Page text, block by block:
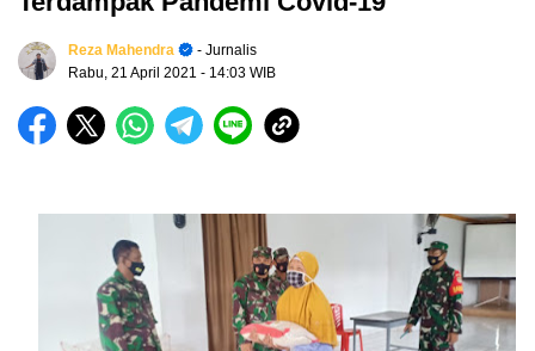
Reza Mahendra
- Jurnalis
Rabu, 21 April 2021 - 14:03 WIB